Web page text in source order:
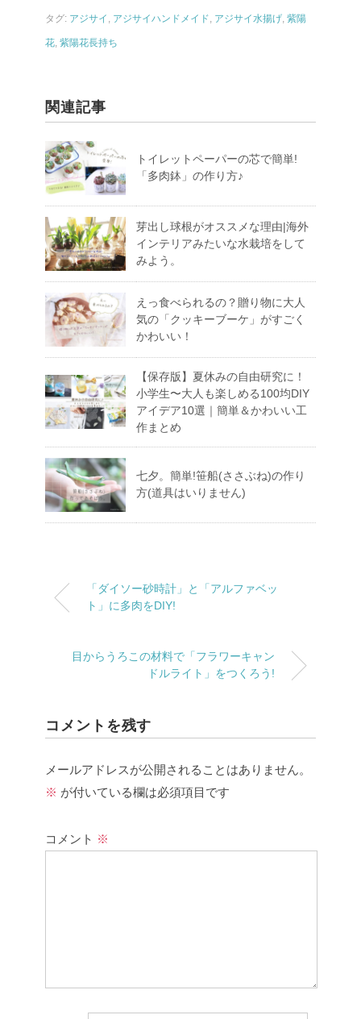
タグ: アジサイ , アジサイハンドメイド, アジサイ水揚げ, 紫陽
花, 紫陽花長持ち
関連記事
トイレットペーパーの芯で簡単!
「多肉鉢」の作り方♪
芽出し球根がオススメな理由|海外
インテリアみたいな水栽培をして
みよう。
えっ食べられるの？贈り物に大人
気の「クッキーブーケ」がすごく
かわいい！
【保存版】夏休みの自由研究に！
小学生〜大人も楽しめる100均DIY
アイデア10選｜簡単＆かわいい工
作まとめ
七夕。簡単!笹船(ささぶね)の作り
方(道具はいりません)
「ダイソー砂時計」と「アルファベッ
ト」に多肉をDIY!
目からうろこの材料で「フラワーキャン
ドルライト」をつくろう!
コメントを残す
メールアドレスが公開されることはありません。
※ が付いている欄は必須項目です
コメント ※